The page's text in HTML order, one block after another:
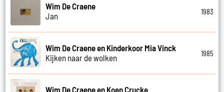
Wim De Craene
Jan
1983
Wim De Craene en Kinderkoor Mia Vinck
Kijken naar de wolken
1985
Wim De Craene en Koen Crucke